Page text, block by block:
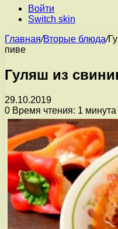
Войти
Switch skin
Главная/Вторые блюда/
пиве
Гуляш из
29.10.2019
0 Время чтения: 1 минута